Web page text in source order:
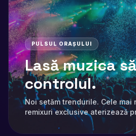
PULSUL ORAȘULUI
Lasă muzica
controlul.
Noi setăm trendurile. Cele mai
remixuri exclusive aterizează